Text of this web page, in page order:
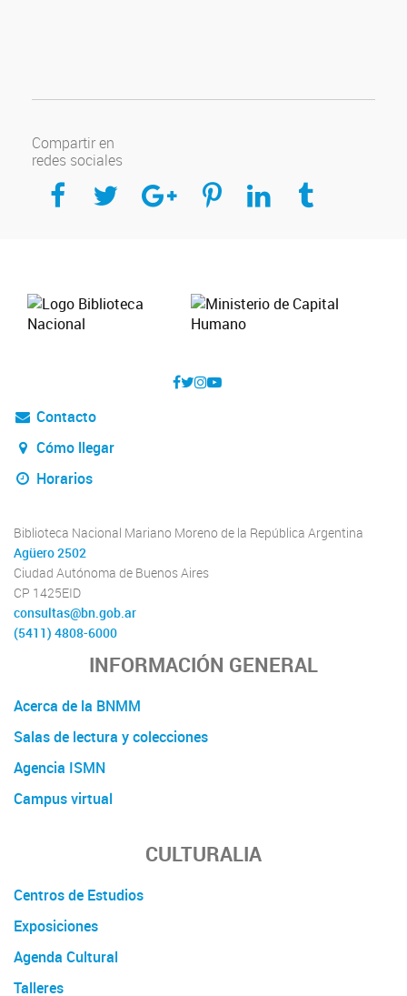
Compartir en
redes sociales
Compartir en Facebook Compartir en Twitter Compartir en Google Plus Compartir en Pinterest Compartir en Linkedin Compartir en Tumblr
Contacto
Cómo llegar
Horarios
Biblioteca Nacional Mariano Moreno de la República Argentina
Agüero 2502
Ciudad Autónoma de Buenos Aires
CP 1425EID
consultas@bn.gob.ar
(5411) 4808-6000
INFORMACIÓN GENERAL
Acerca de la BNMM
Salas de lectura y colecciones
Agencia ISMN
Campus virtual
CULTURALIA
Centros de Estudios
Exposiciones
Agenda Cultural
Talleres